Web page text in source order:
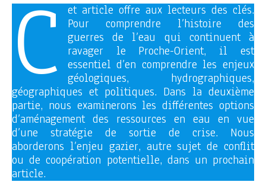
C
et article offre aux lecteurs des clés.
Pour comprendre l’histoire des
guerres de l’eau qui continuent à
ravager le Proche-Orient, il est
essentiel d’en comprendre les enjeux
géologiques, hydrographiques,
géographiques et politiques. Dans la deuxième
partie, nous examinerons les différentes options
d’aménagement des ressources en eau en vue
d’une stratégie de sortie de crise. Nous
aborderons l’enjeu gazier, autre sujet de conflit
ou de coopération potentielle, dans un prochain
article.